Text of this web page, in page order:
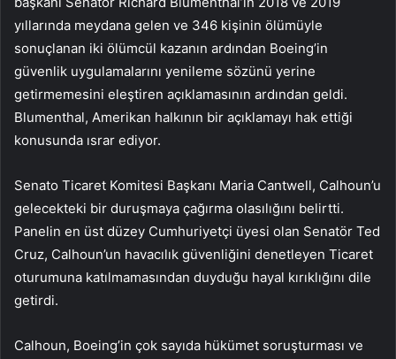
yıllarında meydana gelen ve 346 kişinin ölümüyle
sonuçlanan iki ölümcül kazanın ardından Boeing’in
güvenlik uygulamalarını yenileme sözünü yerine
getirmemesini eleştiren açıklamasının ardından geldi.
Blumenthal, Amerikan halkının bir açıklamayı hak ettiği
konusunda ısrar ediyor.
Senato Ticaret Komitesi Başkanı Maria Cantwell, Calhoun’u
gelecekteki bir duruşmaya çağırma olasılığını belirtti.
Panelin en üst düzey Cumhuriyetçi üyesi olan Senatör Ted
Cruz, Calhoun’un havacılık güvenliğini denetleyen Ticaret
oturumuna katılmamasından duyduğu hayal kırıklığını dile
getirdi.
Calhoun, Boeing’in çok sayıda hükümet soruşturması ve